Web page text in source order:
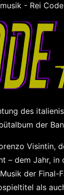
- Rei
des
der
Visintin,
– dem Jahr,
der Final-
als